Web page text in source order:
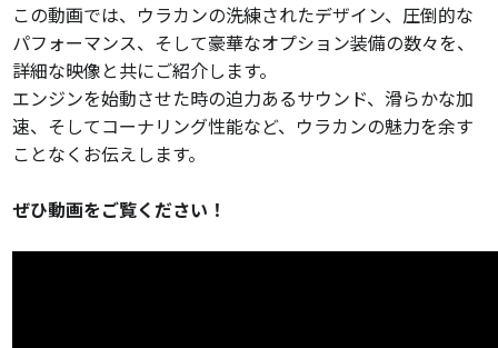
この動画では、ウラカンの洗練されたデザイン、圧倒的な
パフォーマンス、そして豪華なオプション装備の数々を、
詳細な映像と共にご紹介します。
エンジンを始動させた時の迫力あるサウンド、滑らかな加
速、そしてコーナリング性能など、ウラカンの魅力を余す
ことなくお伝えします。
ぜひ動画をご覧ください！